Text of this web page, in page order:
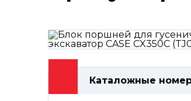
Каталожные